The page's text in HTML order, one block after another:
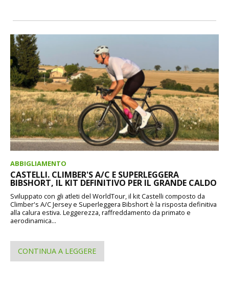
ABBIGLIAMENTO
CASTELLI. CLIMBER'S A/C E SUPERLEGGERA
BIBSHORT, IL KIT DEFINITIVO PER IL GRANDE CALDO
Sviluppato con gli atleti del WorldTour, il kit Castelli composto da
Climber's A/C Jersey e Superleggera Bibshort è la risposta definitiva
alla calura estiva. Leggerezza, raffreddamento da primato e
aerodinamica...
CONTINUA A LEGGERE